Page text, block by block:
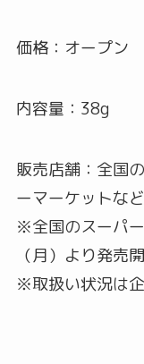
価格：オープン
内容量：38g
販売店舗：全国
ーマーケットなど
※全国のスーパ
（月）より発売
※取扱い状況は